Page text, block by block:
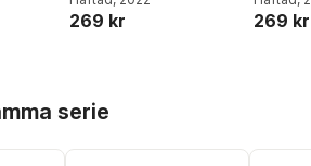
269 kr 269 kr
serie